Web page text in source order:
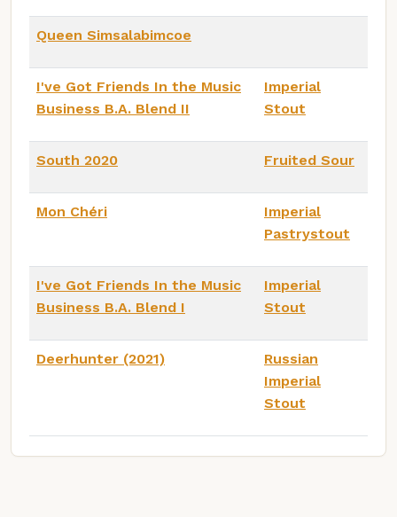
Queen Simsalabimcoe
I've Got Friends In the Music
Business B.A. Blend II
Imperial
Stout
South 2020 Fruited Sour
Mon Chéri
Imperial
Pastrystout
I've Got Friends In the Music
Business B.A. Blend I
Imperial
Stout
Deerhunter (2021)
Russian
Imperial
Stout